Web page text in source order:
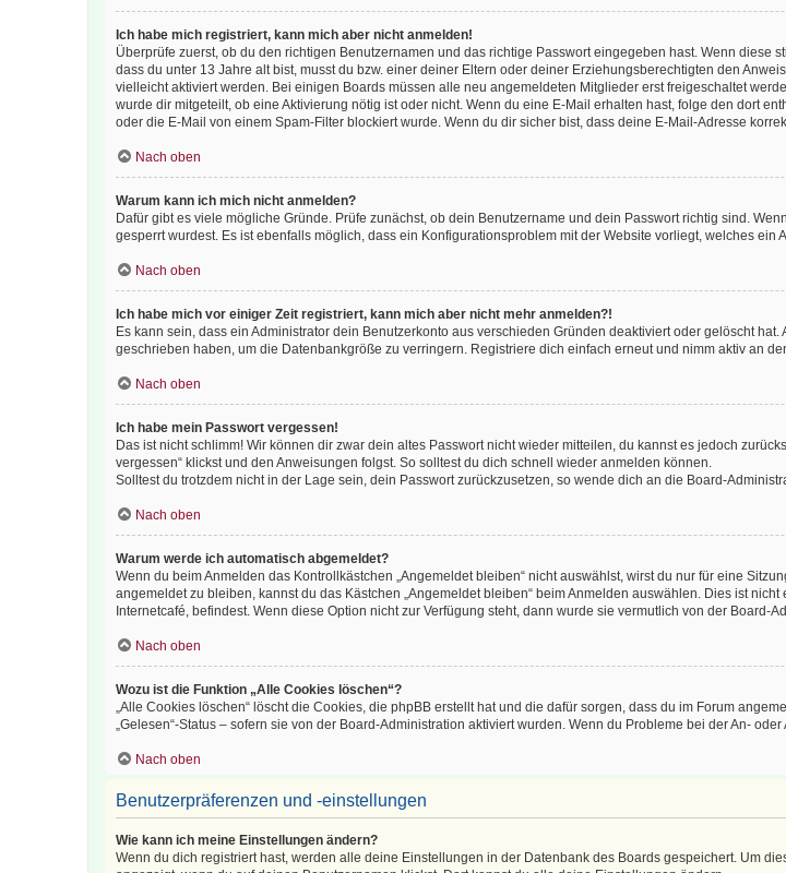
Ich habe mich registriert, kann mich aber nicht anmelden!
Überprüfe zuerst, ob du den richtigen Benutzernamen und das richtige Passwort eingegeben hast. Wenn diese
dass du unter 13 Jahre alt bist, musst du bzw. einer deiner Eltern oder deiner Erziehungsberechtigten den
vielleicht aktiviert werden. Bei einigen Boards müssen alle neu angemeldeten Mitglieder erst freigeschaltet
wurde dir mitgeteilt, ob eine Aktivierung nötig ist oder nicht. Wenn du eine E-Mail erhalten hast, folge den dort
oder die E-Mail von einem Spam-Filter blockiert wurde. Wenn du dir sicher bist, dass deine E-Mail-Adresse
Nach oben
Warum kann ich mich nicht anmelden?
Dafür gibt es viele mögliche Gründe. Prüfe zunächst, ob dein Benutzername und dein Passwort richtig sind.
gesperrt wurdest. Es ist ebenfalls möglich, dass ein Konfigurationsproblem mit der Website vorliegt, welches ein
Nach oben
Ich habe mich vor einiger Zeit registriert, kann mich aber nicht mehr anmelden?!
Es kann sein, dass ein Administrator dein Benutzerkonto aus verschieden Gründen deaktiviert oder gelöscht
geschrieben haben, um die Datenbankgröße zu verringern. Registriere dich einfach erneut und nimm aktiv an
Nach oben
Ich habe mein Passwort vergessen!
Das ist nicht schlimm! Wir können dir zwar dein altes Passwort nicht wieder mitteilen, du kannst es jedoch
vergessen“ klickst und den Anweisungen folgst. So solltest du dich schnell wieder anmelden können.
Solltest du trotzdem nicht in der Lage sein, dein Passwort zurückzusetzen, so wende dich an die Board-
Nach oben
Warum werde ich automatisch abgemeldet?
Wenn du beim Anmelden das Kontrollkästchen „Angemeldet bleiben“ nicht auswählst, wirst du nur für eine
angemeldet zu bleiben, kannst du das Kästchen „Angemeldet bleiben“ beim Anmelden auswählen. Dies ist
Internetcafé, befindest. Wenn diese Option nicht zur Verfügung steht, dann wurde sie vermutlich von der Board-
Nach oben
Wozu ist die Funktion „Alle Cookies löschen“?
„Alle Cookies löschen“ löscht die Cookies, die phpBB erstellt hat und die dafür sorgen, dass du im Forum
„Gelesen“-Status – sofern sie von der Board-Administration aktiviert wurden. Wenn du Probleme bei der An-
Nach oben
Benutzerpräferenzen und -einstellungen
Wie kann ich meine Einstellungen ändern?
Wenn du dich registriert hast, werden alle deine Einstellungen in der Datenbank des Boards gespeichert. Um